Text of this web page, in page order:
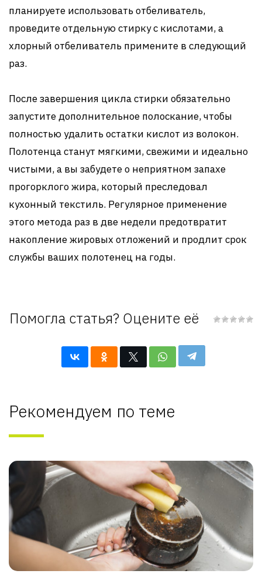
планируете использовать отбеливатель,
проведите отдельную стирку с кислотами, а
хлорный отбеливатель примените в следующий
раз.
После завершения цикла стирки обязательно
запустите дополнительное полоскание, чтобы
полностью удалить остатки кислот из волокон.
Полотенца станут мягкими, свежими и идеально
чистыми, а вы забудете о неприятном запахе
прогорклого жира, который преследовал
кухонный текстиль. Регулярное применение
этого метода раз в две недели предотвратит
накопление жировых отложений и продлит срок
службы ваших полотенец на годы.
Помогла статья? Оцените её
Рекомендуем по теме